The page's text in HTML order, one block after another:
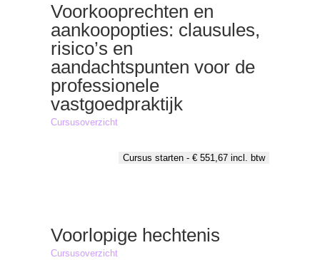
Voorkooprechten en
aankoopopties: clausules,
risico’s en
aandachtspunten voor de
professionele
vastgoedpraktijk
Cursusoverzicht
Cursus starten - €551,67 incl. btw
Voorlopige hechtenis
Cursusoverzicht